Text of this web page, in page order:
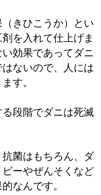
きひこうか）とい
を入れて仕上げま
効果であってダニ
ないので、人には
す。
段階でダニは死滅
菌はもちろん、ダ
ーやぜんそくなど
なんです。